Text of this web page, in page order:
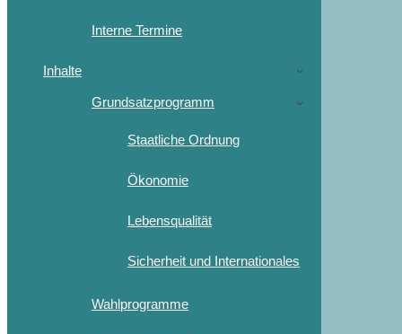
Interne Termine
Inhalte
Grundsatzprogramm
Staatliche Ordnung
Ökonomie
Lebensqualität
Sicherheit und Internationales
Wahlprogramme